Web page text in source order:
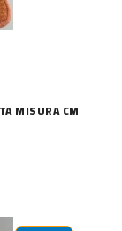
MISURA CM